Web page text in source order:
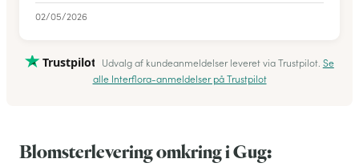
02/05/2026
Trustpilot Udvalg af kundeanmeldelser leveret via Trustpilot. Se
alle Interflora-anmeldelser på Trustpilot
Blomsterlevering omkring i Gug: